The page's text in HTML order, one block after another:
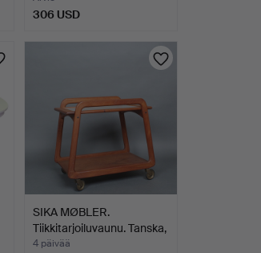
306 USD
SIKA MØBLER.
Tiikkitarjoiluvaunu. Tanska,
…
4 päivää